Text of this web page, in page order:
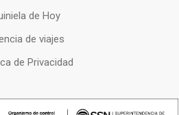
de Hoy
de viajes
de Privacidad